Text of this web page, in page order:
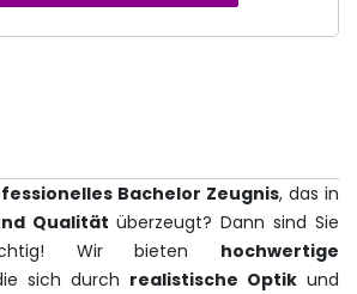
Bachelor Zeugnis, das in
Qualität überzeugt? Dann sind Sie
Wir bieten hochwertige
sich durch realistische Optik und